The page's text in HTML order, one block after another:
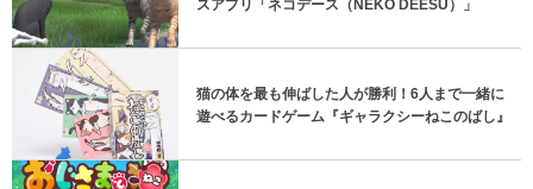
スアプリ「ネコデース（NEKO DEESU）」
猫の体を最も伸ばした人が勝利！6人まで一緒に
遊べるカードゲーム『ギャラクシーねこのばし』